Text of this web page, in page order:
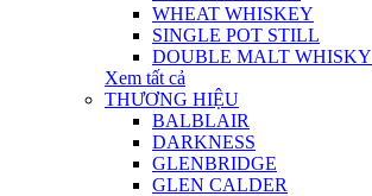
WHEAT WHISKEY
SINGLE POT STILL
DOUBLE MALT WHISKY
Xem tất cả
THƯƠNG HIỆU
BALBLAIR
DARKNESS
GLENBRIDGE
GLEN CALDER